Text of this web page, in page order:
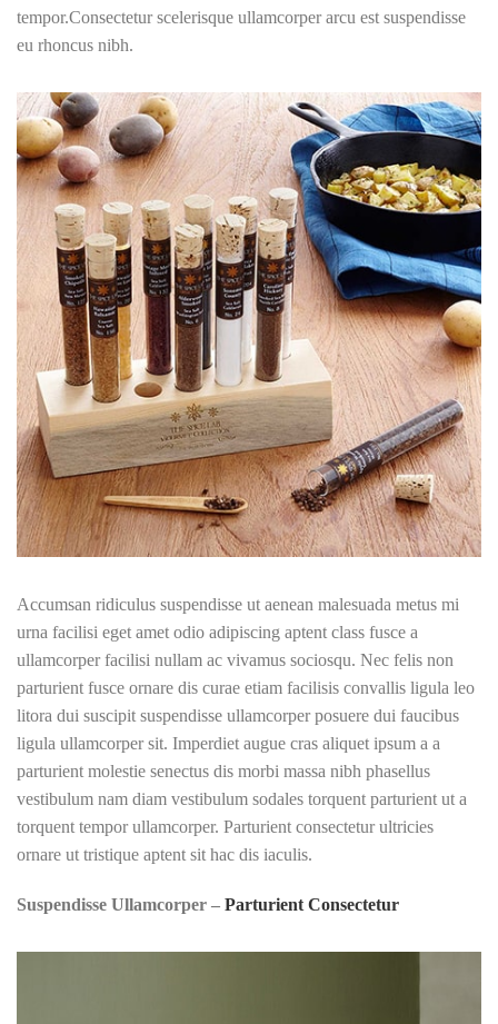
tempor.Consectetur scelerisque ullamcorper arcu est suspendisse
eu rhoncus nibh.
Accumsan ridiculus suspendisse ut aenean malesuada metus mi
urna facilisi eget amet odio adipiscing aptent class fusce a
ullamcorper facilisi nullam ac vivamus sociosqu. Nec felis non
parturient fusce ornare dis curae etiam facilisis convallis ligula leo
litora dui suscipit suspendisse ullamcorper posuere dui faucibus
ligula ullamcorper sit. Imperdiet augue cras aliquet ipsum a a
parturient molestie senectus dis morbi massa nibh phasellus
vestibulum nam diam vestibulum sodales torquent parturient ut a
torquent tempor ullamcorper. Parturient consectetur ultricies
ornare ut tristique aptent sit hac dis iaculis.
Suspendisse Ullamcorper – Parturient Consectetur